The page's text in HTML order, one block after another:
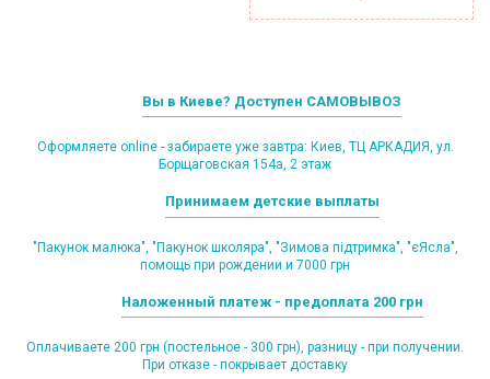
Вы в Киеве? Доступен САМОВЫВОЗ
Оформляете online - забираете уже завтра: Киев, ТЦ АРКАДИЯ, ул.
Борщаговская 154а, 2 этаж
Принимаем детские выплаты
"Пакунок малюка", "Пакунок школяра", "Зимова підтримка", "єЯсла",
помощь при рождении и 7000 грн
Наложенный платеж - предоплата 200 грн
Оплачиваете 200 грн (постельное - 300 грн), разницу - при получении.
При отказе - покрывает доставку